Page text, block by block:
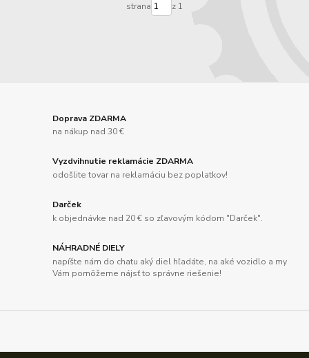
strana z 1
Doprava ZDARMA
na nákup nad 30 €
Vyzdvihnutie reklamácie ZDARMA
odošlite tovar na reklamáciu bez poplatkov!
Darček
k objednávke nad 20 € so zľavovým kódom "Darček".
NÁHRADNÉ DIELY
napíšte nám do chatu aký diel hľadáte, na aké vozidlo a my
Vám pomôžeme nájsť to správne riešenie!